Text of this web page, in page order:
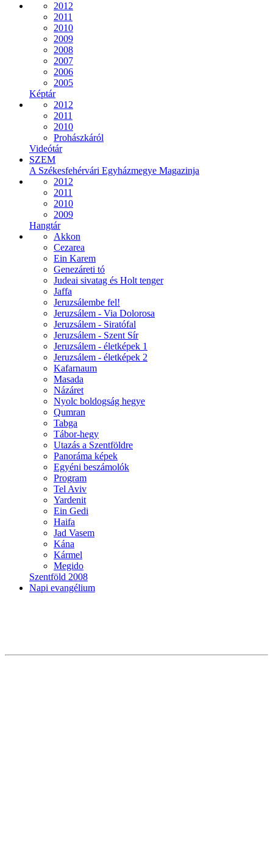
2012
2011
2010
2009
2008
2007
2006
2005
Képtár
2012
2011
2010
Prohászkáról
Videótár
SZEM
A Székesfehérvári Egyházmegye Magazinja
2012
2011
2010
2009
Hangtár
Akkon
Cezarea
Ein Karem
Genezáreti tó
Judeai sivatag és Holt tenger
Jaffa
Jeruzsálembe fel!
Jeruzsálem - Via Dolorosa
Jeruzsálem - Siratófal
Jeruzsálem - Szent Sír
Jeruzsálem - életképek 1
Jeruzsálem - életképek 2
Kafarnaum
Masada
Názáret
Nyolc boldogság hegye
Qumran
Tabga
Tábor-hegy
Utazás a Szentföldre
Panoráma képek
Egyéni beszámolók
Program
Tel Aviv
Yardenit
Ein Gedi
Haifa
Jad Vasem
Kána
Kármel
Megido
Szentföld 2008
Napi evangélium